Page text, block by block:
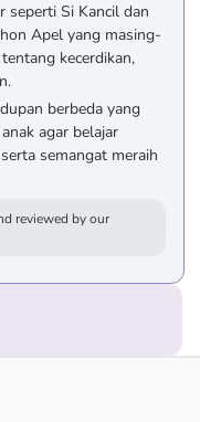
seperti Si Kancil dan
Apel yang masing-
kecerdikan,
berbeda yang
agar belajar
semangat meraih
reviewed by our